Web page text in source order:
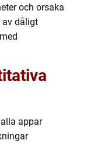
och orsaka
av dåligt
appar